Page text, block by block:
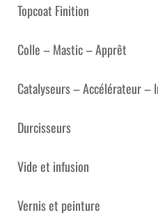
Topcoat Finition
Colle – Mastic – Apprêt
Catalyseurs – Accélérateur –
Durcisseurs
Vide et infusion
Vernis et peinture